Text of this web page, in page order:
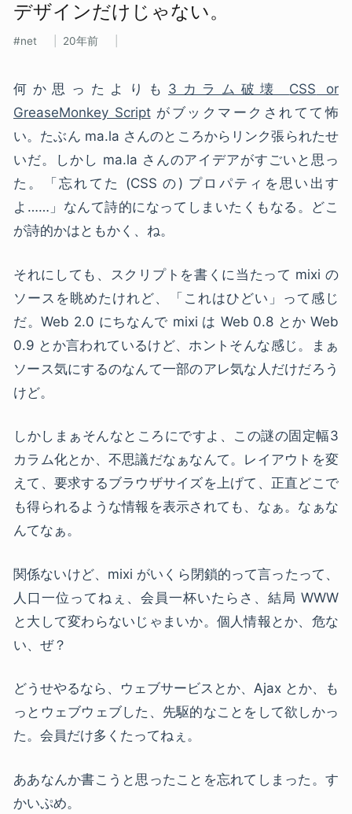
デザインだけじゃない。
net 20年前
何か思ったよりも 3カラム破壊 CSS or
GreaseMonkey Scriptがブックマークされてて怖
い。たぶん ma.la さんのところからリンク張られたせ
いだ。しかし ma.la さんのアイデアがすごいと思っ
た。「忘れてた (CSS の) プロパティを思い出す
よ……」なんて詩的になってしまいたくもなる。どこ
が詩的かはともかく、ね。
それにしても、スクリプトを書くに当たって mixi の
ソースを眺めたけれど、「これはひどい」って感じ
だ。Web 2.0 にちなんで mixi は Web 0.8 とか Web
0.9 とか言われているけど、ホントそんな感じ。まぁ
ソース気にするのなんて一部のアレ気な人だけだろう
けど。
しかしまぁそんなところにですよ、この謎の固定幅3
カラム化とか、不思議だなぁなんて。レイアウトを変
えて、要求するブラウザサイズを上げて、正直どこで
も得られるような情報を表示されても、なぁ。なぁな
んてなぁ。
関係ないけど、mixi がいくら閉鎖的って言ったって、
人口一位ってねぇ、会員一杯いたらさ、結局 WWW
と大して変わらないじゃまいか。個人情報とか、危な
い、ぜ？
どうせやるなら、ウェブサービスとか、Ajax とか、も
っとウェブウェブした、先駆的なことをして欲しかっ
た。会員だけ多くたってねぇ。
ああなんか書こうと思ったことを忘れてしまった。す
かいぷめ。